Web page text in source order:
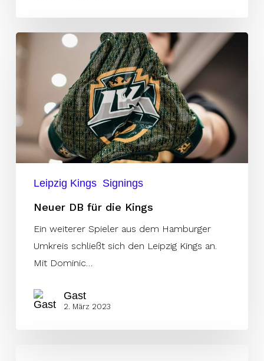
Neuer
DB
Kings
Leipzig Kings Signings
Neuer DB für die Kings
Ein weiterer Spieler aus dem Hamburger
Umkreis schließt sich den Leipzig Kings an.
Mit Dominic…
Gast
2. März 2023